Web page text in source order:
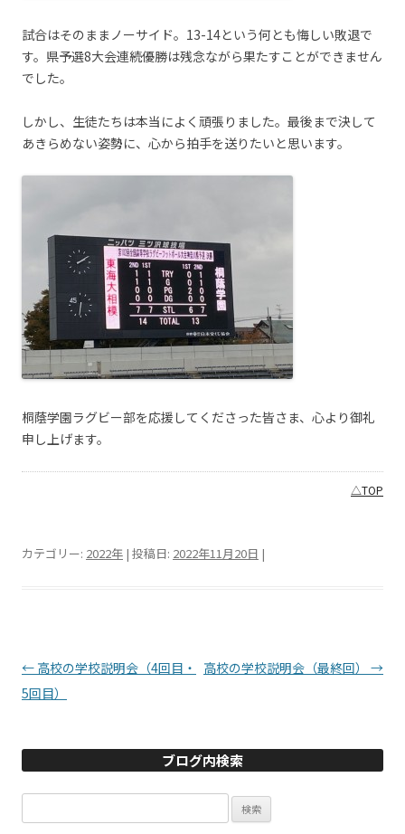
試合はそのままノーサイド。13-14という何とも悔しい敗退で
す。県予選8大会連続優勝は残念ながら果たすことができません
でした。
しかし、生徒たちは本当によく頑張りました。最後まで決して
あきらめない姿勢に、心から拍手を送りたいと思います。
桐蔭学園ラグビー部を応援してくださった皆さま、心より御礼
申し上げます。
△TOP
カテゴリー: 2022年 | 投稿日: 2022年11月20日 |
投稿ナビゲーション
← 高校の学校説明会（4回目・
5回目）
高校の学校説明会（最終回） →
ブログ内検索
索: